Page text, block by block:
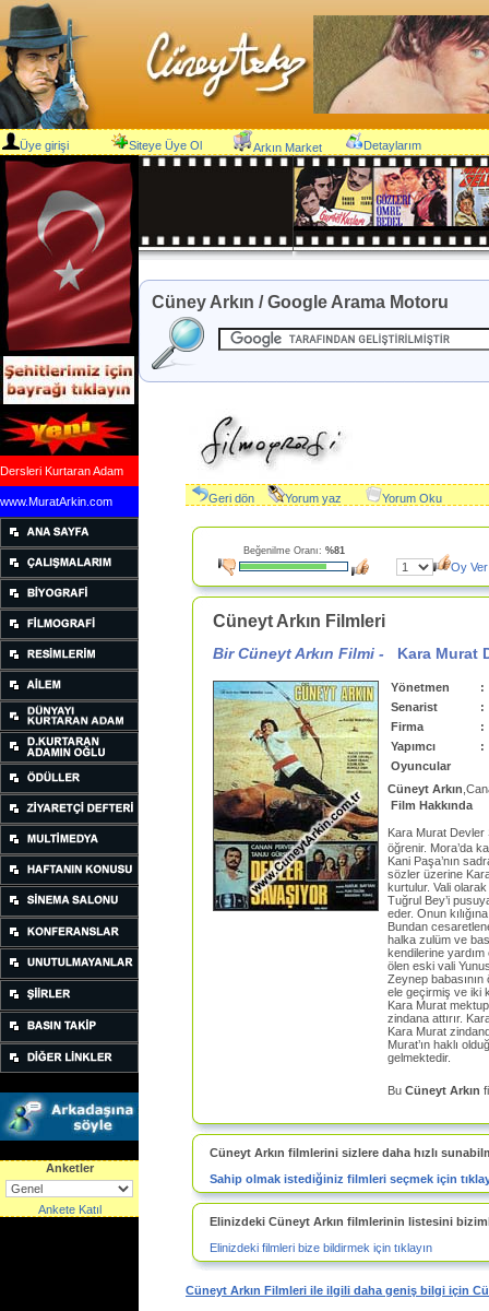
Üye girişi Siteye Üye Ol Arkın Market Detaylarım
Dersleri Kurtaran Adam
www.MuratArkin.com
Anketler
Ankete Katıl
Cüney Arkın / Google Arama Motoru
Geri dön Yorum yaz Yorum Oku
Beğenilme Oranı: %81
Oy Ver
Cüneyt Arkın Filmleri
Bir Cüneyt Arkın Filmi - Kara Murat
Yönetmen
:
Senarist
:
Firma
:
Yapımcı
:
Oyuncular
Cüneyt Arkın
Film Hakkında
Kara Murat Devler
öğrenir. Mora’da
Kani Paşa’nın
sözler üzerine
kurtulur. Vali
Tuğrul Bey’i
eder. Onun
Bundan
halka zulüm ve
kendilerine yardım
ölen eski vali
Zeynep babasının
ele geçirmiş ve iki
Kara Murat
zindana attırır.
Kara Murat
Murat’ın haklı
gelmektedir.
Bu Cüneyt Arkın
Cüneyt Arkın filmlerini sizlere daha hızlı
Sahip olmak istediğiniz filmleri seçmek için
Elinizdeki Cüneyt Arkın filmlerinin listesini
Elinizdeki filmleri bize bildirmek için tıklayın
Cüneyt Arkın Filmleri ile ilgili daha geniş bilgi için